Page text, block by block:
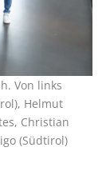
Von links
Helmut
Christian
(Südtirol)